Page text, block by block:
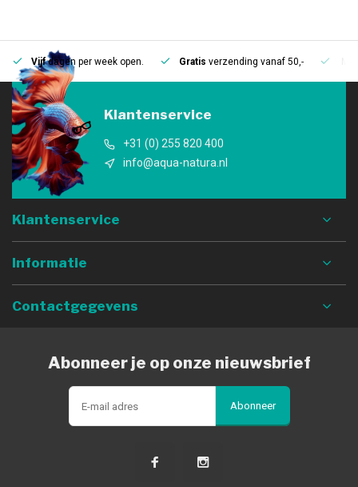
Vijfdagen per week open. Gratis verzending vanaf 50,-
Klantenservice
+31 (0) 255 820 400
info@aqua-natura.nl
Klantenservice
Informatie
Contactgegevens
Abonneer je op onze nieuwsbrief
Abonneer